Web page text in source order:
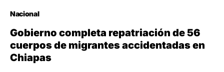
Nacional
Gobierno completa repatriación de 56
cuerpos de migrantes accidentadas en
Chiapas